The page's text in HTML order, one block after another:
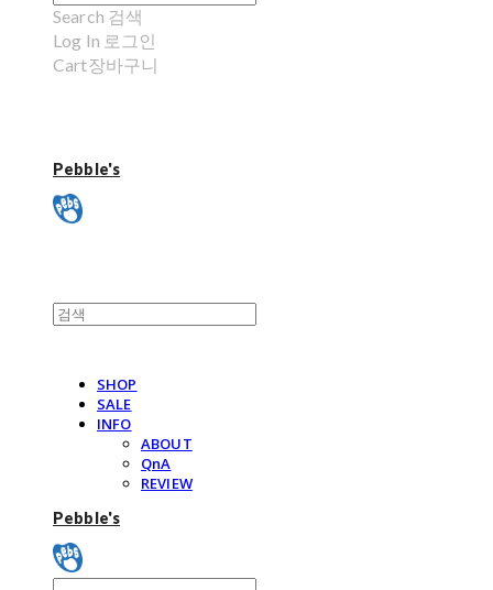
Search 검색
Log In 로그인
Cart장바구니
Pebble's
SHOP
SALE
INFO
ABOUT
QnA
REVIEW
Pebble's